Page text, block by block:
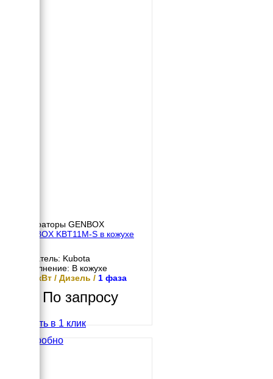
Генераторы GENBOX
GENBOX KBT11M-S в кожухе
Двигатель: Kubota
Исполнение: В кожухе
10.8 кВт / Дизель / 1 фаза
По запросу
Купить в 1 клик
Подробно